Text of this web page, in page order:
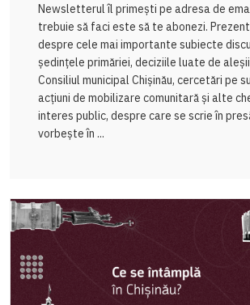
Newsletterul îl primești pe adresa de
trebuie să faci este să te abonezi.
despre cele mai importante subiecte
ședințele primăriei, deciziile luate de
Consiliul municipal Chișinău, cercetări pe
acțiuni de mobilizare comunitară și alte
interes public, despre care se scrie în
vorbește în ...